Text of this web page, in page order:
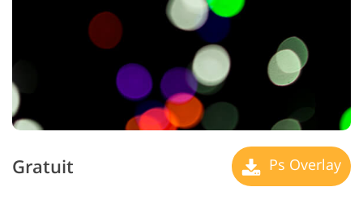
Gratuit Ps Overlay